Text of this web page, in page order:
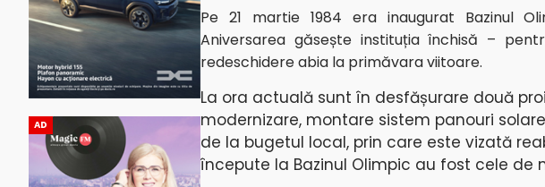
AD
Pe 21 martie 1984 era inaugurat Bazinul
Aniversarea găsește instituția închisă –
redeschidere abia la primăvara viitoare.
La ora actuală sunt în desfășurare două
modernizare, montare sistem panouri
de la bugetul local, prin care este vizată
începute la Bazinul Olimpic au fost cele de